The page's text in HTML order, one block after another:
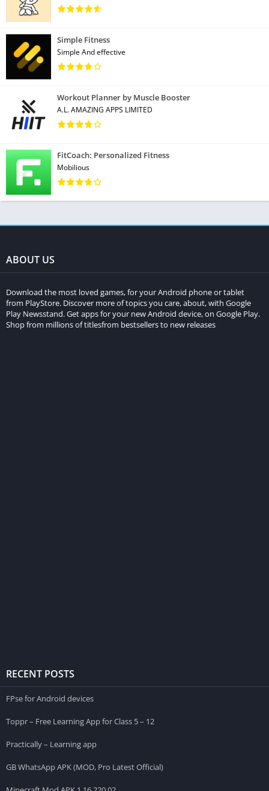
Simple Fitness
Simple And effective
Workout Planner by Muscle Booster
A.L. AMAZING APPS LIMITED
FitCoach: Personalized Fitness
Mobilious
ABOUT US
Download the most loved games, for your Android phone or tablet
from PlayStore. Discover more of topics you care, about, with Google
Play Newsstand. Get apps for your new Android device, on Google Play.
Shop from millions of titlesfrom bestsellers to new releases
RECENT POSTS
FPse for Android devices
Toppr – Free Learning App for Class 5 – 12
Practically – Learning app
GB WhatsApp APK (MOD, Pro Latest Official)